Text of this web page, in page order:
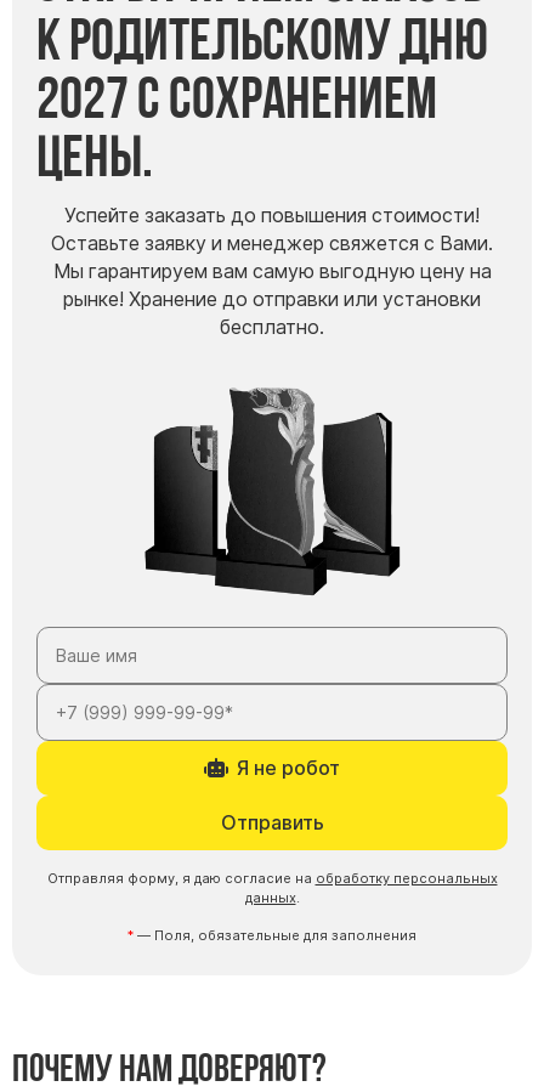
к Родительскому дню
2027 с сохранением
цены.
Успейте заказать до повышения стоимости!
Оставьте заявку и менеджер свяжется с Вами.
Мы гарантируем вам самую выгодную цену на
рынке! Хранение до отправки или установки
бесплатно.
Я не робот
Отправить
Отправляя форму, я даю согласие на обработку персональных
данных.
— Поля, обязательные для заполнения
Почему нам доверяют?